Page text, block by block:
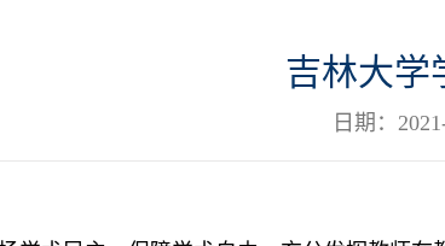
吉林大学
日期：